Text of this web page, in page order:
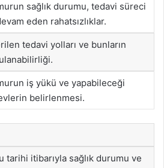
sağlık durumu, tedavi süreci
eden rahatsızlıklar.
tedavi yolları ve bunların
iş yükü ve yapabileceği
belirlenmesi.
tarihi itibarıyla sağlık durumu ve